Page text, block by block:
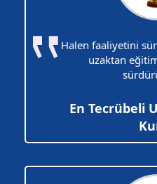
Halen faaliyetini
uzaktan
En Tecrübeli